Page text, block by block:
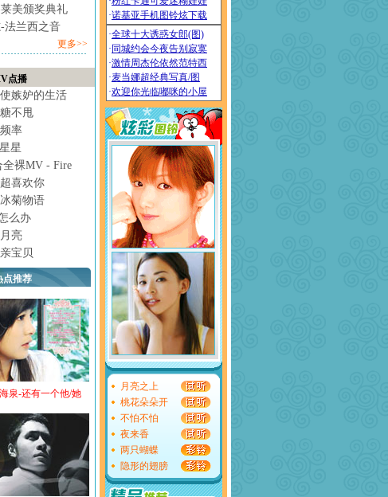
美颁奖典礼
法兰西之音
更多>>
点播
嫉妒的生活
不甩
率
星
全裸MV - Fire
喜欢你
菊物语
么办
亮
宝贝
点推荐
泉-还有一个他/她
月亮之上
桃花朵朵开
不怕不怕
夜来香
两只蝴蝶
隐形的翅膀